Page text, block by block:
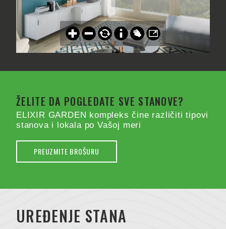
ŽELITE DA POGLEDATE SVE STANOVE?
ELIXIR GARDEN kompleks čine različiti tipovi
stanova i lokala po Vašoj meri
PREUZMITE BROŠURU
UREĐENJE STANA